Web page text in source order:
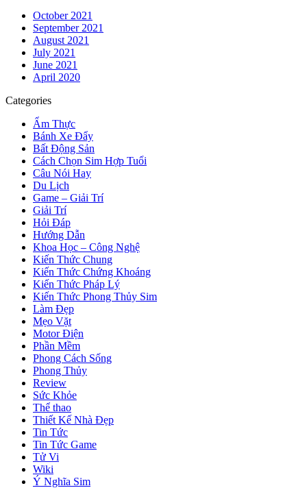
October 2021
September 2021
August 2021
July 2021
June 2021
April 2020
Categories
Ẩm Thực
Bánh Xe Đẩy
Bất Động Sản
Cách Chọn Sim Hợp Tuổi
Câu Nói Hay
Du Lịch
Game – Giải Trí
Giải Trí
Hỏi Đáp
Hướng Dẫn
Khoa Học – Công Nghệ
Kiến Thức Chung
Kiến Thức Chứng Khoáng
Kiến Thức Pháp Lý
Kiến Thức Phong Thủy Sim
Làm Đẹp
Mẹo Vặt
Motor Điện
Phần Mềm
Phong Cách Sống
Phong Thủy
Review
Sức Khỏe
Thể thao
Thiết Kế Nhà Đẹp
Tin Tức
Tin Tức Game
Tử Vi
Wiki
Ý Nghĩa Sim